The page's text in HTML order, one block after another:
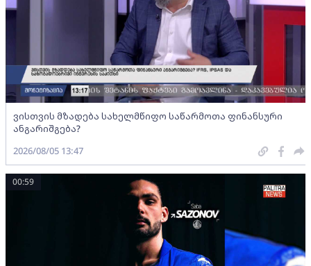
ვისთვის მზადება სახელმწიფო საწარმოთა ფინანსური
ანგარიშგება?
2026/08/05 13:47
00:59